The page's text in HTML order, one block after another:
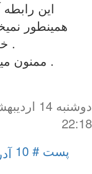
این رابطه
همینطور
خواستش اهمیتی نمیدم .
ممنون میشم اگه راهنمایی کنید .
22:18
پست # 10